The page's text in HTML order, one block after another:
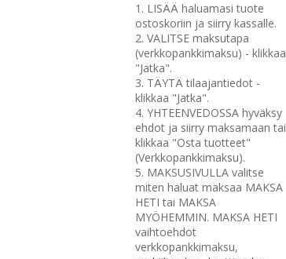
1. LISÄÄ haluamasi tuote
ostoskoriin ja siirry kassalle.
2. VALITSE maksutapa
(verkkopankkimaksu) - klikkaa
"Jatka".
3. TÄYTÄ tilaajantiedot -
klikkaa "Jatka".
4. YHTEENVEDOSSA hyväksy
ehdot ja siirry maksamaan tai
klikkaa "Osta tuotteet"
(Verkkopankkimaksu).
5. MAKSUSIVULLA valitse
miten haluat maksaa MAKSA
HETI tai MAKSA
MYÖHEMMIN. MAKSA HETI
vaihtoehdot
verkkopankkimaksu,